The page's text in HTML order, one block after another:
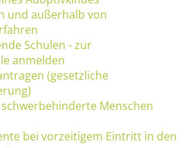
und außerhalb von
Schulen - zur
anmelden
(gesetzliche
Menschen
bei vorzeitigem Eintritt in den